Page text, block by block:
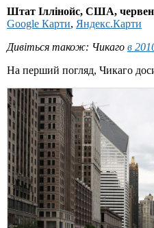
Штат Іллінойс, США,
Google Карти, Яндекс.Карти
Дивіться також: Чикаго в
На перший погляд, Чикаго